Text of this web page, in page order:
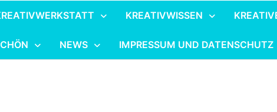
KREATIVWISSEN
NEWS IMPRESSUM UND DATENSCHUTZ